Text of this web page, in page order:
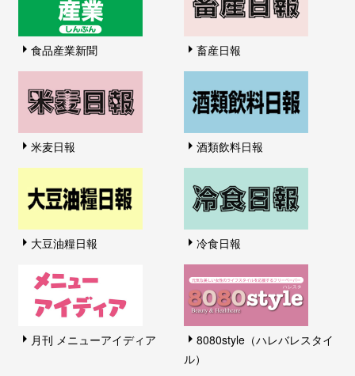
食品産業新聞 畜産日報
米麦日報 酒類飲料日報
大豆油糧日報 冷食日報
月刊 メニューアイディア
8080style（ハレバレスタイ
ル）